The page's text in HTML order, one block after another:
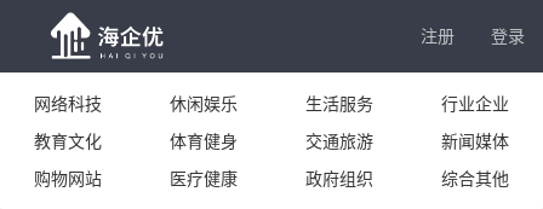
注册 登录
网络科技 休闲娱乐 生活服务
行业企业
教育文化
体育健身 交通旅游
新闻媒体
购物网站
医疗健康 政府组织 综合其他